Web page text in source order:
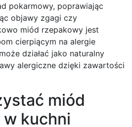
pokarmowy, poprawiając
objawy zgagi czy
miód rzepakowy jest
cierpiącym na alergie
działać jako naturalny
alergiczne dzięki zawartości
miód
kuchni